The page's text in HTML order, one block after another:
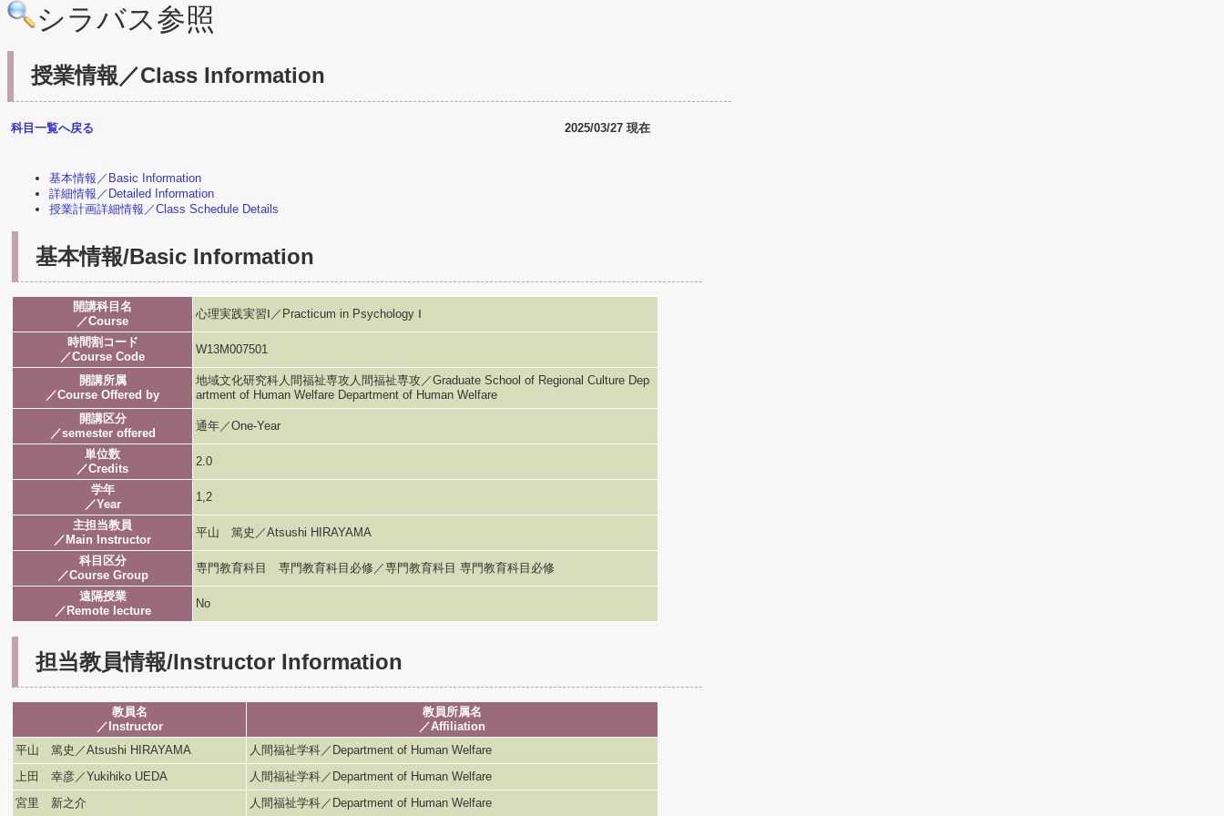
シラバス参照
授業情報／Class Information
科目一覧へ戻る 2025/03/27 現在
基本情報／Basic Information
詳細情報／Detailed Information
授業計画詳細情報／Class Schedule Details
基本情報/Basic Information
開講科目名
／Course
心理実践実習Ⅰ／Practicum in Psychology Ⅰ
時間割コード
／Course Code
W13M007501
開講所属
／Course Offered by
地域文化研究科人間福祉専攻人間福祉専攻／Graduate School of Regional Culture Dep
artment of Human Welfare Department of Human Welfare
開講区分
／semester offered
通年／One-Year
単位数
／Credits
2.0
学年
／Year
1,2
主担当教員
／Main Instructor
平山 篤史／Atsushi HIRAYAMA
科目区分
／Course Group
専門教育科目 専門教育科目必修／専門教育科目 専門教育科目必修
遠隔授業
／Remote lecture
No
担当教員情報/Instructor Information
教員名
／Instructor
教員所属名
／Affiliation
平山 篤史／Atsushi HIRAYAMA
人間福祉学科／Department of Human Welfare
上田 幸彦／Yukihiko UEDA
人間福祉学科／Department of Human Welfare
宮里 新之介
人間福祉学科／Department of Human Welfare